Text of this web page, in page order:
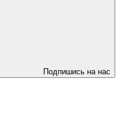
Подпишись на нас